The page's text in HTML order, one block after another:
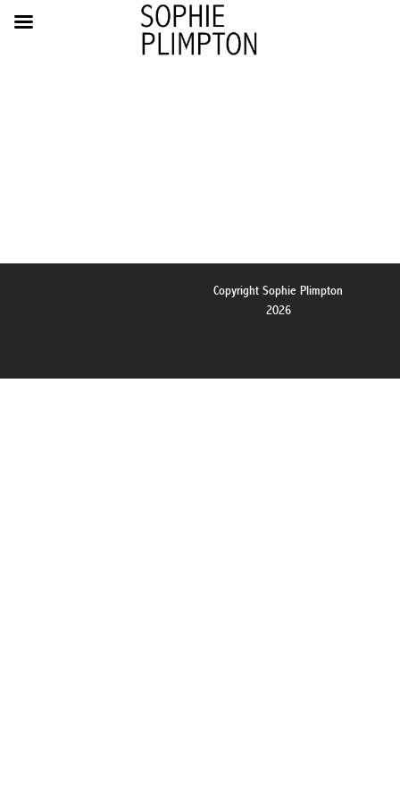
Copyright Sophie Plimpton
2026